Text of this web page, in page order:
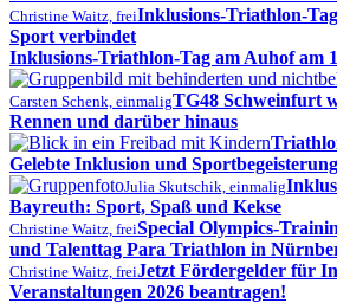
Christine Waitz, freiInklusions-Triathlon-
Sport verbindet
Inklusions-Triathlon-Tag am Auhof am
Carsten Schenk, einmaligTG48 Schweinfurt
Rennen und darüber hinaus
Gelebte Inklusion und
Julia Skutschik, einmalig
Bayreuth: Sport, Spaß und Kekse
Christine Waitz, freiSpecial Olympics-
und Talenttag Para Triathlon in
Christine Waitz, freiJetzt Fördergelder für
Veranstaltungen 2026 beantragen!